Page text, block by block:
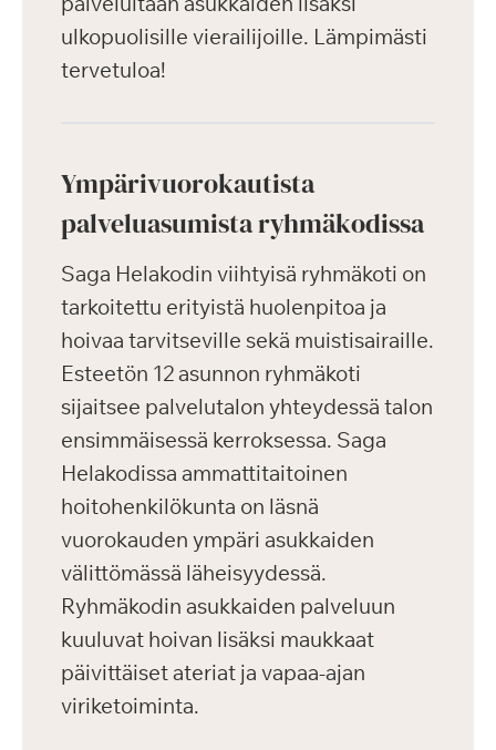
ulkopuolisille vierailijoille. Lämpimästi
tervetuloa!
Ympärivuorokautista
palveluasumista ryhmäkodissa
Saga Helakodin viihtyisä ryhmäkoti on
tarkoitettu erityistä huolenpitoa ja
hoivaa tarvitseville sekä muistisairaille.
Esteetön 12 asunnon ryhmäkoti
sijaitsee palvelutalon yhteydessä talon
ensimmäisessä kerroksessa. Saga
Helakodissa ammattitaitoinen
hoitohenkilökunta on läsnä
vuorokauden ympäri asukkaiden
välittömässä läheisyydessä.
Ryhmäkodin asukkaiden palveluun
kuuluvat hoivan lisäksi maukkaat
päivittäiset ateriat ja vapaa-ajan
viriketoiminta.